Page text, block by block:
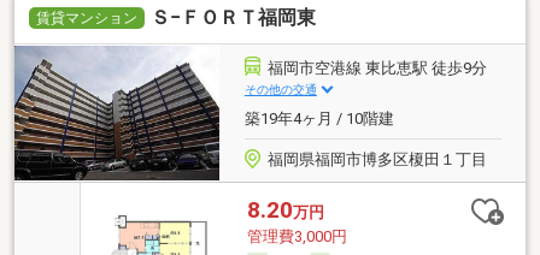
賃貸マンション Ｓ−ＦＯＲＴ福岡東
福岡市空港線 東比恵駅 徒歩9分
その他の交通
築19年4ヶ月 / 10階建
福岡県福岡市博多区榎田１丁目
8.20万円
管理費3,000円